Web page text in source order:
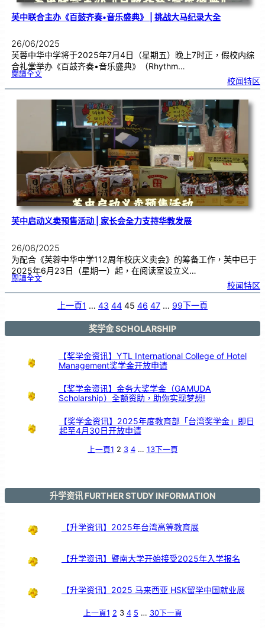
芙中联合主办《百鼓齐奏•音乐盛典》 | 挑战大马纪录大全
26/06/2025
芙蓉中华中学将于2025年7月4日（星期五）晚上7时正，假校内综
合礼堂举办《百鼓齐奏•音乐盛典》（Rhythm…
閱讀全文:芙
合
办
《
挑
战
马
纪
录
大
全
校闻特区
芙中启动义卖预售活动 | 家长会全力支持华教发展
26/06/2025
为配合《芙蓉中华中学112周年校庆义卖会》的筹备工作，芙中已于
2025年6月23日（星期一）起，在阅读室设立义…
閱讀全文:芙
动
|
会
校闻特区
上一頁1 … 43 44 45 46 47 … 99下一頁
奖学金 SCHOLARSHIP
【奖学金资讯】YTL International College of Hotel
Management奖学金开放申请
【奖学金资讯】金务大奖学金（GAMUDA
Scholarship）全额资助，助你实现梦想!
【奖学金资讯】2025年度教育部「台湾奖学金」即日
起至4月30日开放申请
上一頁1 2 3 4 … 13下一頁
升学资讯 FURTHER STUDY INFORMATION
【升学资讯】2025年台湾高等教育展
【升学资讯】暨南大学开始接受2025年入学报名
【升学资讯】2025 马来西亚 HSK留学中国就业展
上一頁1 2 3 4 5 … 30下一頁